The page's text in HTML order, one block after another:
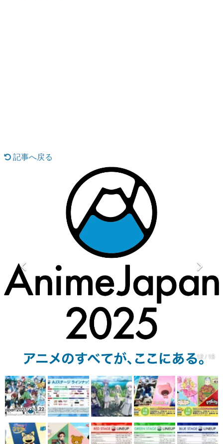
電ファミニコゲーマーとは？
運営：株式会社マレ
記事へ戻る
12 / 15